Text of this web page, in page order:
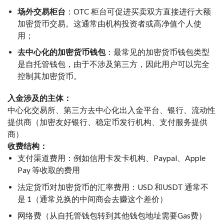
场外交易柜台 ：OTC 柜台可促进买卖双方直接进行大额
加密货币交易。这通常由机构投资者或高净值个人使
用；
去中心化的加密货币钱包：最常见的加密货币钱包类型
是自托管钱包，由于不涉及第三方，因此用户可以完全
控制其加密货币。
入金涉及的主体：
中心化交易所、第三方去中心化出入金平台、银行、流动性
提供商（加密友好银行、稳定币发行机构、支付服务提供
商）
收费结构：
支付渠道费用：例如信用卡发卡机构、Paypal、Apple
Pay 等收取的费用
法定货币对加密货币的汇率费用：USD 和USDT 通常不
是 1（通常兑换的中间商会去赚这个差价）
网络费（从自托管钱包转到其他钱包地址需要Gas费）